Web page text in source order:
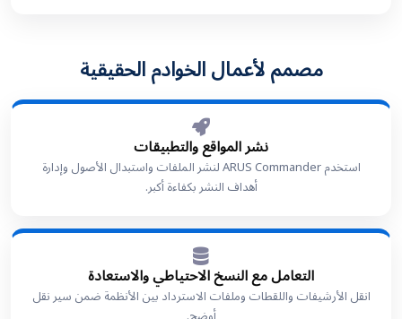
مصمم لأعمال الخوادم الحقيقية
نشر المواقع والتطبيقات
استخدم ARUS Commander لنشر الملفات واستبدال الأصول وإدارة
أهداف النشر بكفاءة أكبر.
التعامل مع النسخ الاحتياطي والاستعادة
انقل الأرشيفات واللقطات وملفات الاسترداد بين الأنظمة ضمن سير نقل